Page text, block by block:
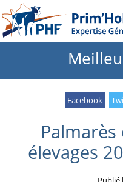
Facebook
élevages